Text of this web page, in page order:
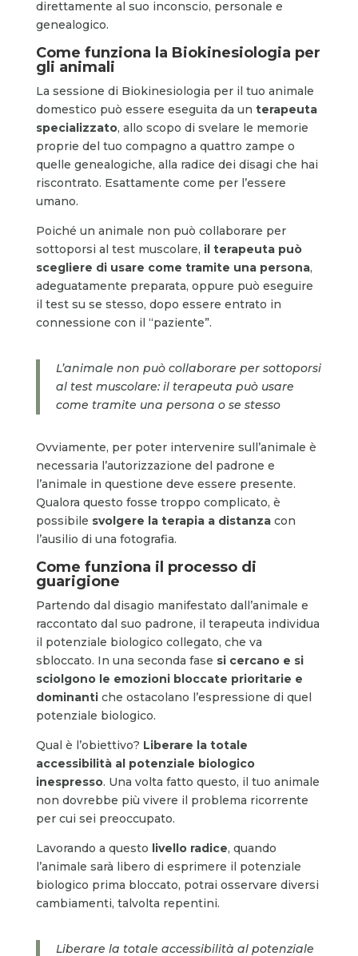
direttamente al suo inconscio, personale e
genealogico.
Come funziona la Biokinesiologia per
gli animali
La sessione di Biokinesiologia per il tuo animale
domestico può essere eseguita da un terapeuta
specializzato, allo scopo di svelare le memorie
proprie del tuo compagno a quattro zampe o
quelle genealogiche, alla radice dei disagi che hai
riscontrato. Esattamente come per l’essere
umano.
Poiché un animale non può collaborare per
sottoporsi al test muscolare, il terapeuta può
scegliere di usare come tramite una persona,
adeguatamente preparata, oppure può eseguire
il test su se stesso, dopo essere entrato in
connessione con il “paziente”.
L’animale non può collaborare per sottoporsi
al test muscolare: il terapeuta può usare
come tramite una persona o se stesso
Ovviamente, per poter intervenire sull’animale è
necessaria l’autorizzazione del padrone e
l’animale in questione deve essere presente.
Qualora questo fosse troppo complicato, è
possibile svolgere la terapia a distanzacon
l’ausilio di una fotografia.
Come funziona il processo di
guarigione
Partendo dal disagio manifestato dall’animale e
raccontato dal suo padrone, il terapeuta individua
il potenziale biologico collegato, che va
sbloccato. In una seconda fase si cercano e si
sciolgono le emozioni bloccate prioritarie e
dominantiche ostacolano l’espressione di quel
potenziale biologico.
Qual è l’obiettivo? Liberare la totale
accessibilità al potenziale biologico
inespresso. Una volta fatto questo, il tuo animale
non dovrebbe più vivere il problema ricorrente
per cui sei preoccupato.
Lavorando a questo livello radice, quando
l’animale sarà libero di esprimere il potenziale
biologico prima bloccato, potrai osservare diversi
cambiamenti, talvolta repentini.
Liberare la totale accessibilità al potenziale